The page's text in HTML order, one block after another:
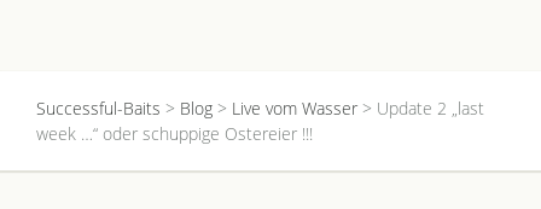
Successful-Baits > Blog > Live vom Wasser > Update 2 „last
week …“ oder schuppige Ostereier !!!